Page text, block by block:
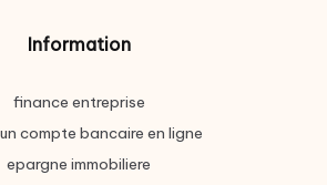
Information
finance entreprise
compte bancaire en ligne
epargne immobiliere